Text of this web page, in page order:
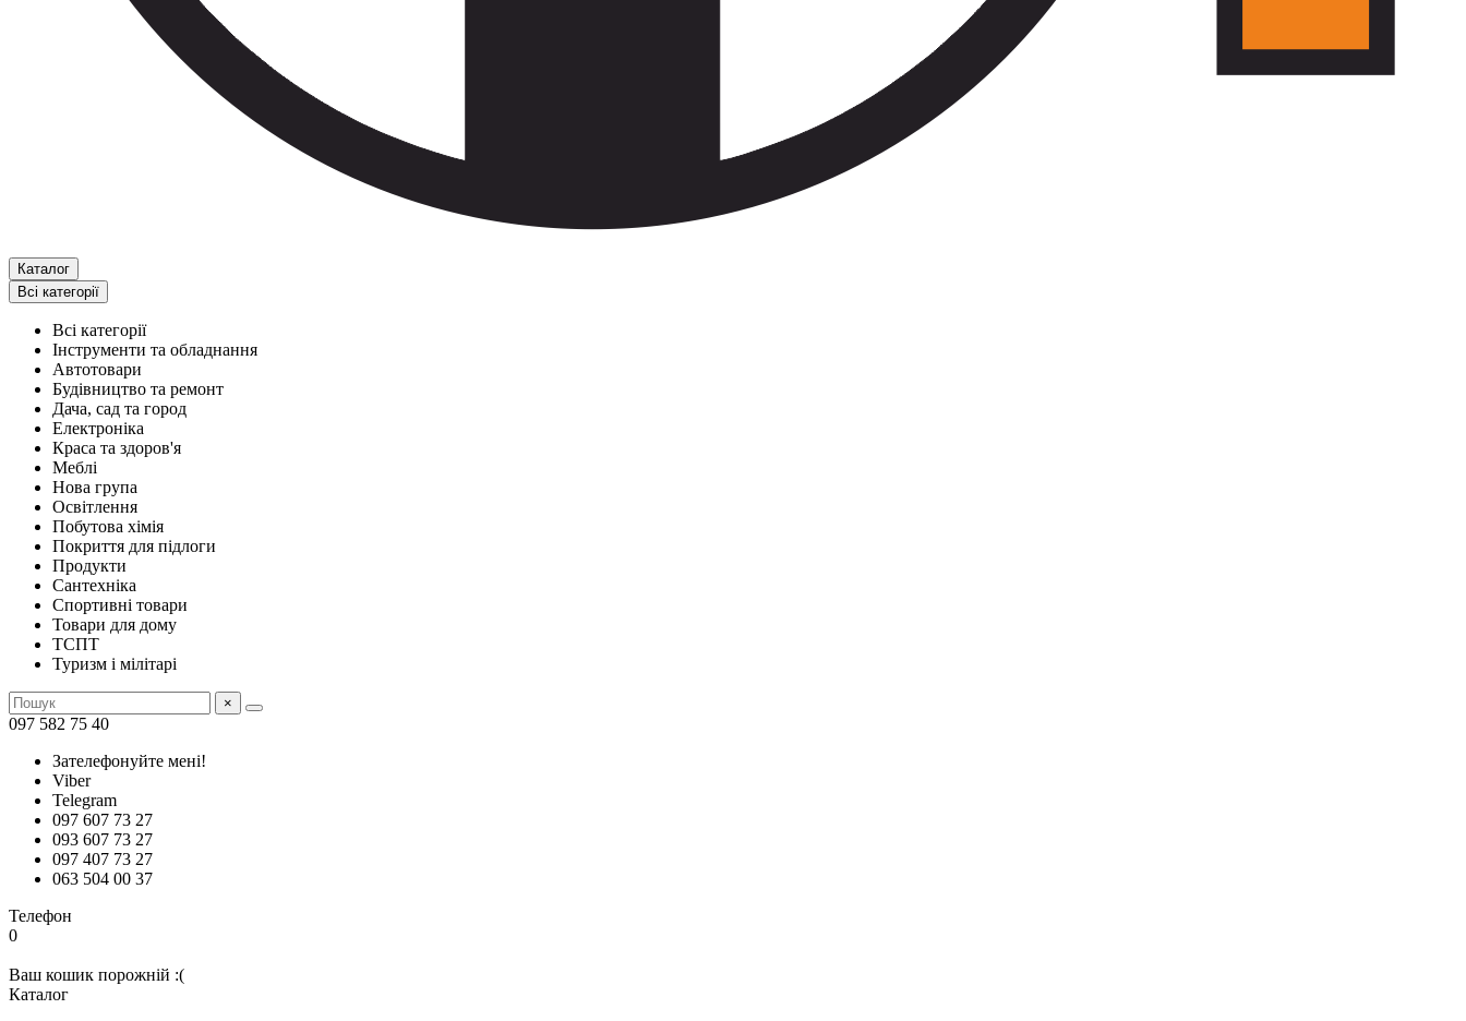
Каталог
Всі категорії
Всі категорії
Інструменти та обладнання
Автотовари
Будівництво та ремонт
Дача, сад та город
Електроніка
Краса та здоров'я
Меблі
Нова група
Освітлення
Побутова хімія
Покриття для підлоги
Продукти
Сантехніка
Спортивні товари
Товари для дому
ТСПТ
Туризм і мілітарі
×
097 582 75 40
Зателефонуйте мені!
Viber
Telegram
097 607 73 27
093 607 73 27
097 407 73 27
063 504 00 37
Телефон
0
Ваш кошик порожній :(
Каталог